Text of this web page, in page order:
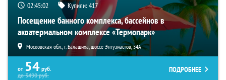
02:45:00 Купили:417
Посещение банного комплекса, бассейнов в
акватермальном комплексе «Термопарк»
Московская обл., г. Балашиха, шоссе Энтузиастов, 54А
от 54 руб.
до3490руб.
ПОДРОБНЕЕ